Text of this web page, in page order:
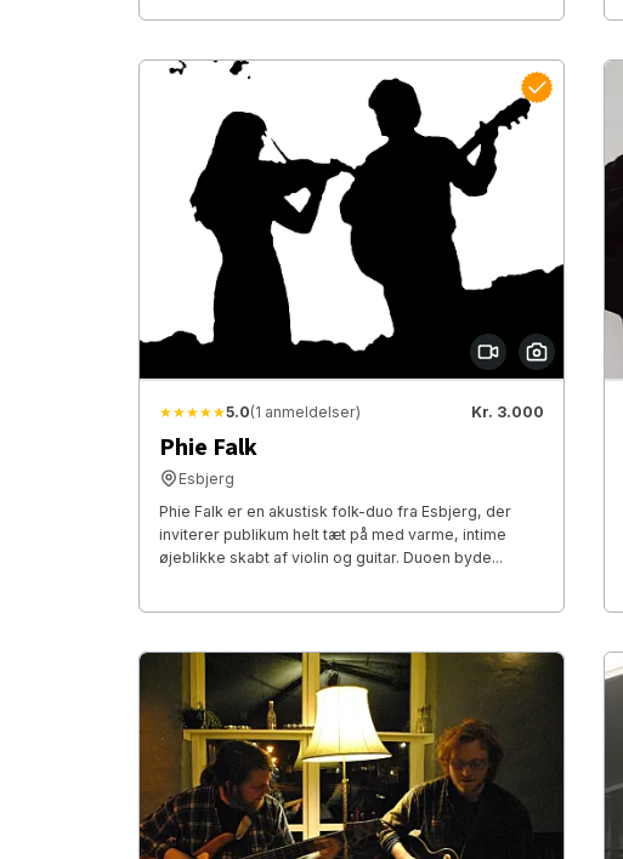
★★★★★5.0(1 anmeldelser) Kr. 3.000
Phie Falk
Esbjerg
Phie Falk er en akustisk folk-duo fra Esbjerg, der
inviterer publikum helt tæt på med varme, intime
øjeblikke skabt af violin og guitar. Duoen byde...